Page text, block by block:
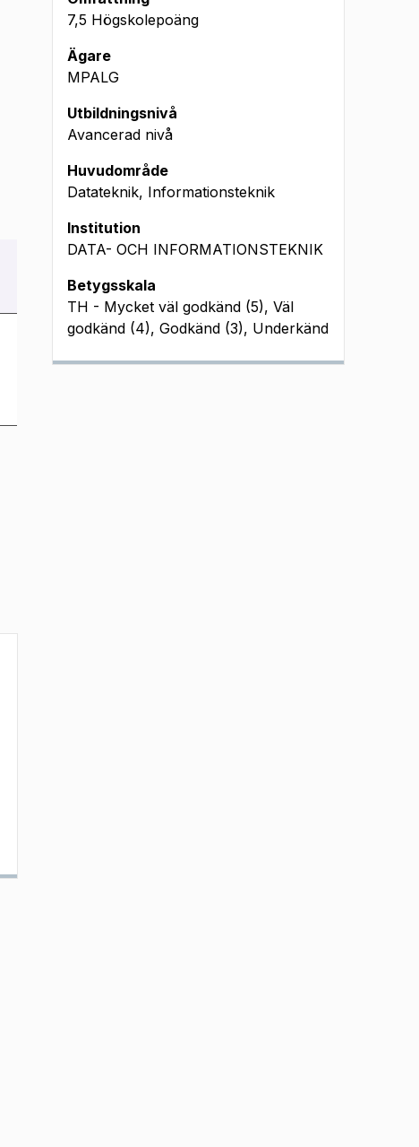
7,5 Högskolepoäng
Ägare
MPALG
Utbildningsnivå
Avancerad nivå
Huvudområde
Datateknik, Informationsteknik
Institution
DATA- OCH INFORMATIONSTEKNIK
Betygsskala
TH - Mycket väl godkänd (5), Väl
godkänd (4), Godkänd (3), Underkänd